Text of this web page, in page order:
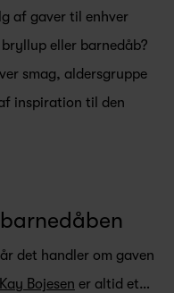
af gaver til enhver
eller barnedåb?
smag, aldersgruppe
inspiration til den
det handler om gaven
Bojesen er altid et…